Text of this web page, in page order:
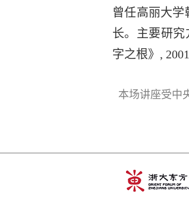
曾任高丽大
长。主要研究
字之根》, 2001
本场讲座受中